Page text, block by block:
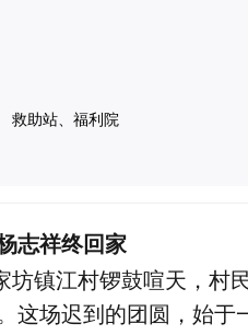
救助站、福利院
志祥终回家
镇江村锣鼓喧天，村
这场迟到的团圆，始